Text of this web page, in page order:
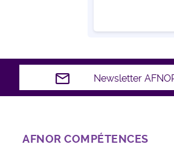
Newsletter
AFNOR COMPÉTENCES